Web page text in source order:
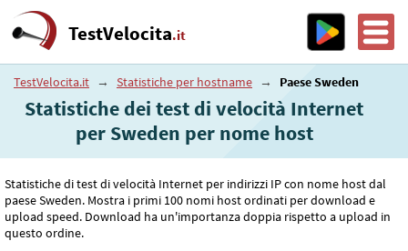
TestVelocita.it
TestVelocita.it → Statistiche per hostname → Paese Sweden
Statistiche dei test di velocità Internet
per Sweden per nome host
Statistiche di test di velocità Internet per indirizzi IP con nome host dal
paese Sweden. Mostra i primi 100 nomi host ordinati per download e
upload speed. Download ha un'importanza doppia rispetto a upload in
questo ordine.